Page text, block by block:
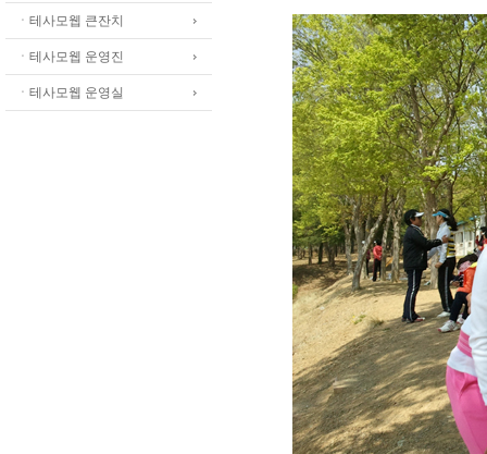
ㆍ테사모웹 큰잔치
ㆍ테사모웹 운영진
ㆍ테사모웹 운영실